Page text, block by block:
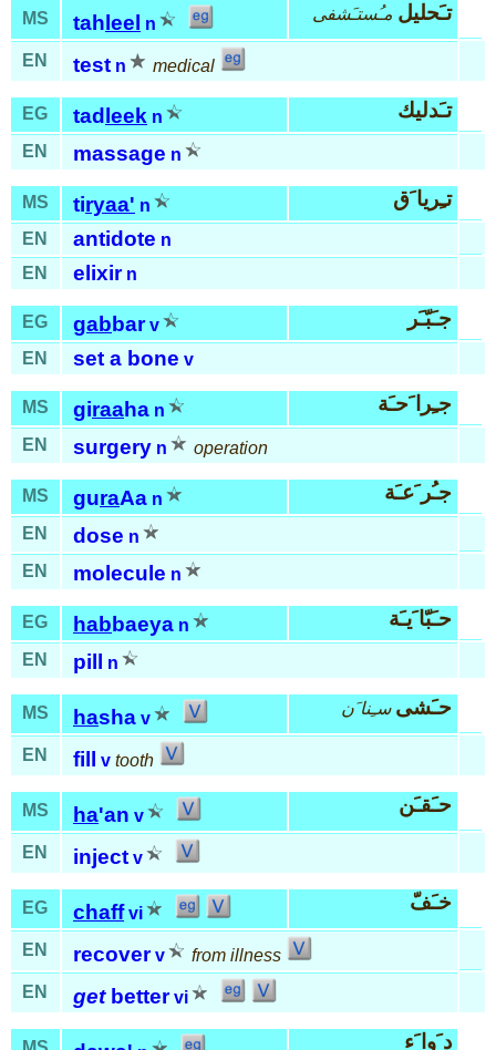
MS tah leel n تـَحليل مـُستـَشفى
EN test n medical
EG tad leek n تـَدليك
EN massage n
MS tiryaa' n تـِريا َق
EN antidote n
EN
elixir n
EG gabbar v جـَبّـَر
EN set a bone v
MS giraaha n جـِرا َحـَة
EN surgery n operation
MS guraAa n جـُر َعـَة
EN dose n
EN
molecule n
EG habbaeya n حـَبّا َيـَة
EN pill n
MS hasha v حـَشى سـِنا َن
EN fill v tooth
MS ha'an v حـَقـَن
EN inject v
EG chaff vi خـَفّ
EN recover v
from illness
EN
getbetter vi
د َوا َء